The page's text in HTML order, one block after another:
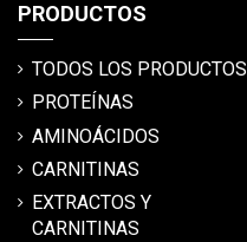
PRODUCTOS
TODOS LOS PRODUCTOS
PROTEÍNAS
AMINOÁCIDOS
CARNITINAS
EXTRACTOS Y
CARNITINAS